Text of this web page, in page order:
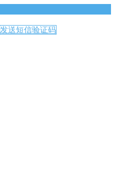
发送短信验证码